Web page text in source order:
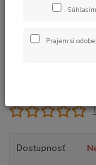
Dostupnosť
Prajem si